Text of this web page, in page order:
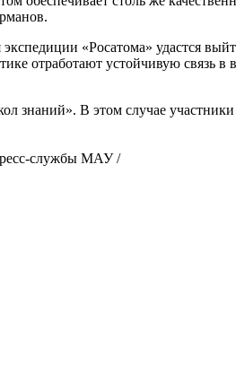
«Росатома» удастся
отработают устойчивую связь
знаний». В этом случае
службы МАУ /